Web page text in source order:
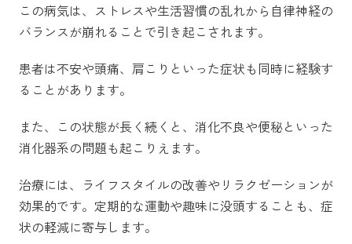
この病気は、ストレスや生活習慣の乱れから自律神経の
バランスが崩れることで引き起こされます。
患者は不安や頭痛、肩こりといった症状も同時に経験す
ることがあります。
また、この状態が長く続くと、消化不良や便秘といった
消化器系の問題も起こりえます。
治療には、ライフスタイルの改善やリラクゼーションが
効果的です。定期的な運動や趣味に没頭することも、症
状の軽減に寄与します。